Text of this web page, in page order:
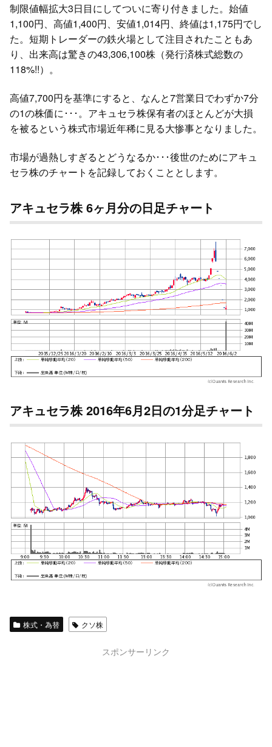
制限値幅拡大3日目にしてついに寄り付きました。始値
1,100円、高値1,400円、安値1,014円、終値は1,175円でし
た。短期トレーダーの鉄火場として注目されたこともあ
り、出来高は驚きの43,306,100株（発行済株式総数の
118%!!）。
高値7,700円を基準にすると、なんと7営業日でわずか7分
の1の株価に･･･。アキュセラ株保有者のほとんどが大損
を被るという株式市場近年稀に見る大惨事となりました。
市場が過熱しすぎるとどうなるか･･･後世のためにアキュ
セラ株のチャートを記録しておくこととします。
アキュセラ株 6ヶ月分の日足チャート
アキュセラ株 2016年6月2日の1分足チャート
株式・為替 クソ株
スポンサーリンク